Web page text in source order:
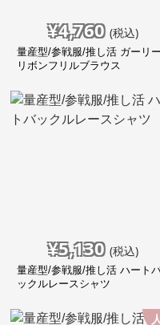
¥4,760 (税込)
量産型/参戦服/推し活 ガーリー
リボンフリルブラウス
¥5,130 (税込)
量産型/参戦服/推し活 ハート
ックルレースシャツ